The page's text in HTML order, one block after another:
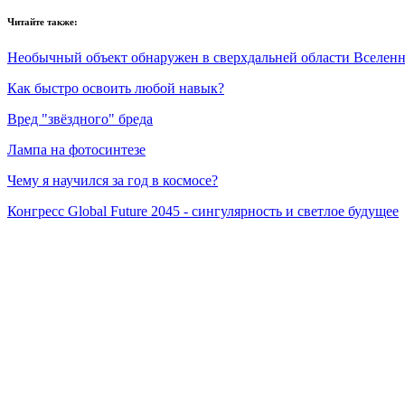
Читайте также:
Необычный объект обнаружен в сверхдальней области
Как быстро освоить любой навык?
Вред "звёздного" бреда
Лампа на фотосинтезе
Чему я научился за год в космосе?
Конгресс Global Future 2045 - сингулярность и светлое будущее